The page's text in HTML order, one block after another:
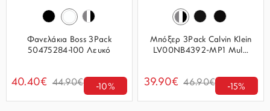
Φανελάκια Boss 3Pack
50475284-100 Λευκό
40.40€ 44.90€ -10%
Μπόξερ 3Pack Calvin Klein
LV00NB4392-MP1 Mul...
39.90€ 46.90€ -15%